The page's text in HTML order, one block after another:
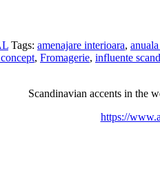
Tags: amenajare interioara,
, Fromagerie, influente
Scandinavian accents in the
https://